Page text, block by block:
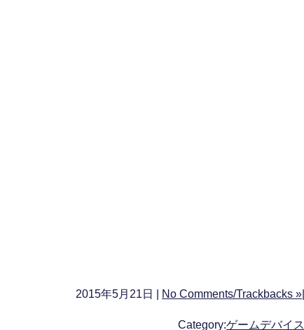
2015年5月21日 | No Comments/Trackbacks »
Category:ゲームデバイス